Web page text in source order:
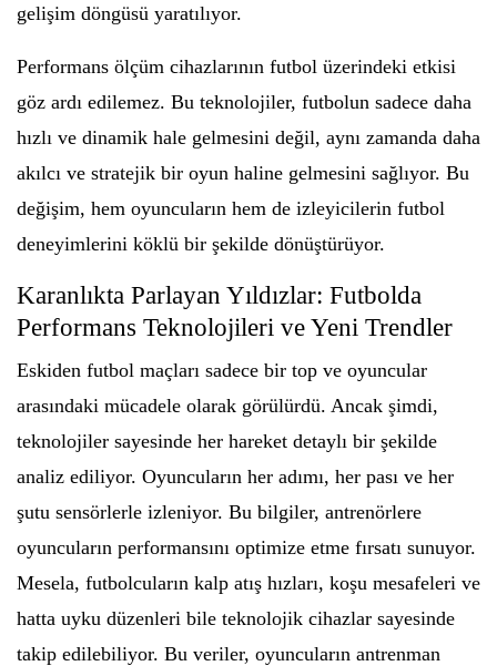
gelişim döngüsü yaratılıyor.
Performans ölçüm cihazlarının futbol üzerindeki etkisi
göz ardı edilemez. Bu teknolojiler, futbolun sadece daha
hızlı ve dinamik hale gelmesini değil, aynı zamanda daha
akılcı ve stratejik bir oyun haline gelmesini sağlıyor. Bu
değişim, hem oyuncuların hem de izleyicilerin futbol
deneyimlerini köklü bir şekilde dönüştürüyor.
Karanlıkta Parlayan Yıldızlar: Futbolda
Performans Teknolojileri ve Yeni Trendler
Eskiden futbol maçları sadece bir top ve oyuncular
arasındaki mücadele olarak görülürdü. Ancak şimdi,
teknolojiler sayesinde her hareket detaylı bir şekilde
analiz ediliyor. Oyuncuların her adımı, her pası ve her
şutu sensörlerle izleniyor. Bu bilgiler, antrenörlere
oyuncuların performansını optimize etme fırsatı sunuyor.
Mesela, futbolcuların kalp atış hızları, koşu mesafeleri ve
hatta uyku düzenleri bile teknolojik cihazlar sayesinde
takip edilebiliyor. Bu veriler, oyuncuların antrenman